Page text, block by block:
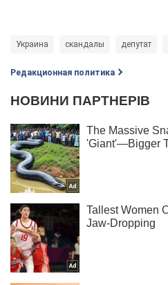
Украина скандалы депутат
Редакционная политика